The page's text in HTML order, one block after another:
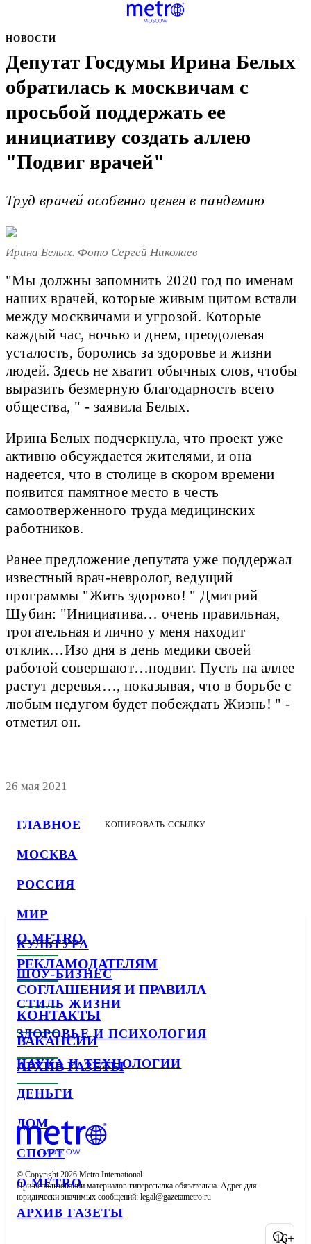
ГЛАВНОЕ
МОСКВА
РОССИЯ
МИР
КУЛЬТУРА
ШОУ-БИЗНЕС
СТИЛЬ ЖИЗНИ
ЗДОРОВЬЕ И ПСИХОЛОГИЯ
НАУКА И ТЕХНОЛОГИИ
ДЕНЬГИ
ДОМ
СПОРТ
О METRO
АРХИВ ГАЗЕТЫ
НОВОСТИ
Депутат Госдумы Ирина Белых
обратилась к москвичам с
просьбой поддержать ее
инициативу создать аллею
"Подвиг врачей"
Труд врачей особенно ценен в пандемию
Ирина Белых. Фото Сергей Николаев
"Мы должны запомнить 2020 год по именам
наших врачей, которые живым щитом встали
между москвичами и угрозой. Которые
каждый час, ночью и днем, преодолевая
усталость, боролись за здоровье и жизни
людей. Здесь не хватит обычных слов, чтобы
выразить безмерную благодарность всего
общества, " - заявила Белых.
Ирина Белых подчеркнула, что проект уже
активно обсуждается жителями, и она
надеется, что в столице в скором времени
появится памятное место в честь
самоотверженного труда медицинских
работников.
Ранее предложение депутата уже поддержал
известный врач-невролог, ведущий
программы "Жить здорово! " Дмитрий
Шубин: "Инициатива… очень правильная,
трогательная и лично у меня находит
отклик…Изо дня в день медики своей
работой совершают…подвиг. Пусть на аллее
растут деревья…, показывая, что в борьбе с
любым недугом будет побеждать Жизнь! " -
отметил он.
26 мая 2021
КОПИРОВАТЬ ССЫЛКУ
О METRO
РЕКЛАМОДАТЕЛЯМ
СОГЛАШЕНИЯ И ПРАВИЛА
КОНТАКТЫ
ВАКАНСИИ
АРХИВ ГАЗЕТЫ
© Copyright 2026 Metro International
При использовании материалов гиперссылка обязательна. Адрес для
юридически значимых сообщений:
16+